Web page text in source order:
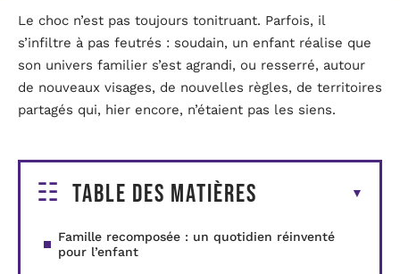
Le choc n’est pas toujours tonitruant. Parfois, il
s’infiltre à pas feutrés : soudain, un enfant réalise que
son univers familier s’est agrandi, ou resserré, autour
de nouveaux visages, de nouvelles règles, de territoires
partagés qui, hier encore, n’étaient pas les siens.
Table des matières
Famille recomposée : un quotidien réinventé
pour l’enfant